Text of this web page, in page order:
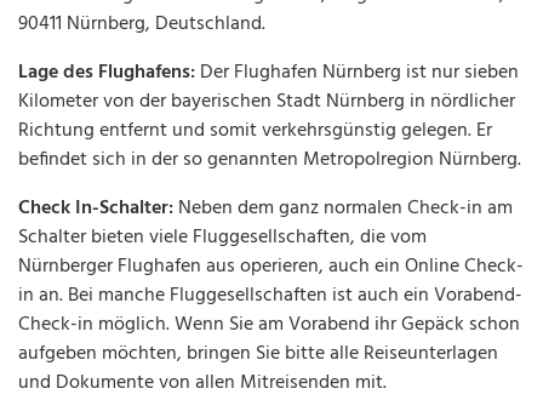
90411 Nürnberg, Deutschland.
Lage des Flughafens:Der Flughafen Nürnberg ist nur sieben
Kilometer von der bayerischen Stadt Nürnberg in nördlicher
Richtung entfernt und somit verkehrsgünstig gelegen. Er
befindet sich in der so genannten Metropolregion Nürnberg.
Check In-Schalter:Neben dem ganz normalen Check-in am
Schalter bieten viele Fluggesellschaften, die vom
Nürnberger Flughafen aus operieren, auch ein Online Check-
in an. Bei manche Fluggesellschaften ist auch ein Vorabend-
Check-in möglich. Wenn Sie am Vorabend ihr Gepäck schon
aufgeben möchten, bringen Sie bitte alle Reiseunterlagen
und Dokumente von allen Mitreisenden mit.